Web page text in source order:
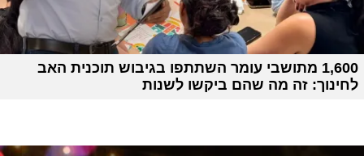
1,600 מתושבי עומר השתתפו בגיבוש תוכנית האב
לחינוך: זה מה שהם ביקשו לשנות